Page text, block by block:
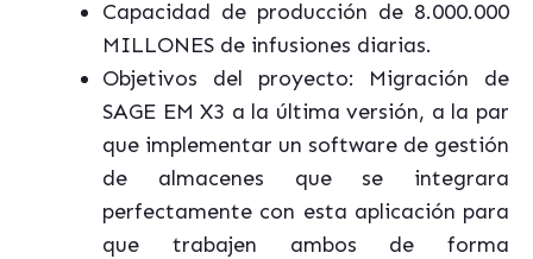
Capacidad de producción de 8.000.000
MILLONES de infusiones diarias.
Objetivos del proyecto: Migración de
SAGE EM X3 a la última versión, a la par
que implementar un software de gestión
de almacenes que se integrara
perfectamente con esta aplicación para
que trabajen ambos de forma